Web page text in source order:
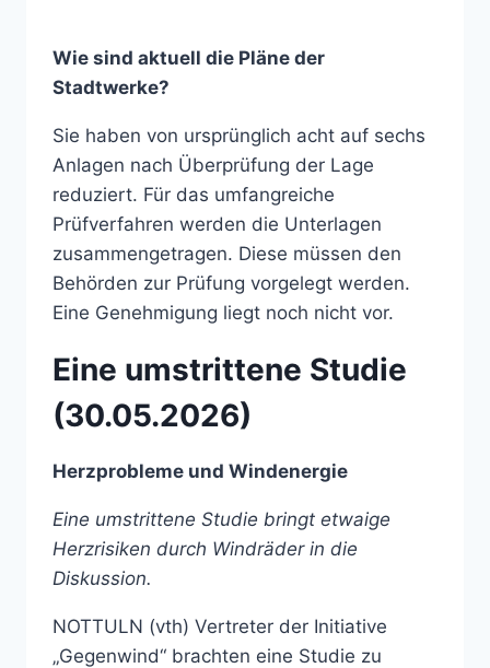
Wie sind aktuell die Pläne der
Stadtwerke?
Sie haben von ursprünglich acht auf sechs
Anlagen nach Überprüfung der Lage
reduziert. Für das umfangreiche
Prüfverfahren werden die Unterlagen
zusammengetragen. Diese müssen den
Behörden zur Prüfung vorgelegt werden.
Eine Genehmigung liegt noch nicht vor.
Eine umstrittene Studie
(30.05.2026)
Herzprobleme und Windenergie
Eine umstrittene Studie bringt etwaige
Herzrisiken durch Windräder in die
Diskussion.
NOTTULN (vth) Vertreter der Initiative
„Gegenwind“ brachten eine Studie zu